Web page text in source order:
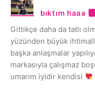
bıktım haaa
Gittikçe daha da tatlı
yüzünden büyük
başka anlaşmalar
markasıyla çalışmaz
umarım iyidir kendisi